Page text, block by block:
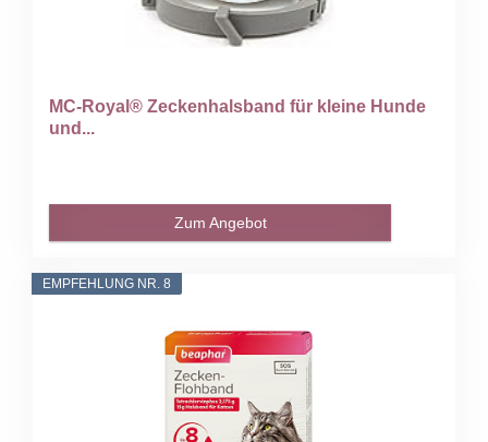
MC-Royal® Zeckenhalsband für kleine Hunde
und...
Zum Angebot
EMPFEHLUNG NR. 8